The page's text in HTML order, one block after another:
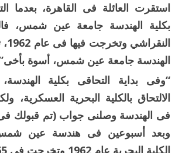
استقرت العائلة فى القاهرة، بعدما
بكلية الهندسة جامعة عين شمس،
الهندسة جامعة عين شمس، أسوة بأخى”.
“وفى بداية التحاقى بكلية
الالتحاق بالكلية البحرية العسكرية،
فى الهندسة وصلنى جواب (تم قبولك فى
وبعد أسبوعين فى هندسة عين
الكلية البحرية عام 1962 وتخرجت فى 1965”.